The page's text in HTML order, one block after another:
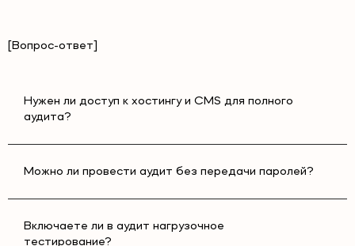
[Вопрос-ответ]
Нужен ли доступ к хостингу и CMS для полного
аудита?
Можно ли провести аудит без передачи паролей?
Включаете ли в аудит нагрузочное
тестирование?